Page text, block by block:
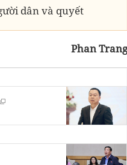
dân và quyết
Phan Trang